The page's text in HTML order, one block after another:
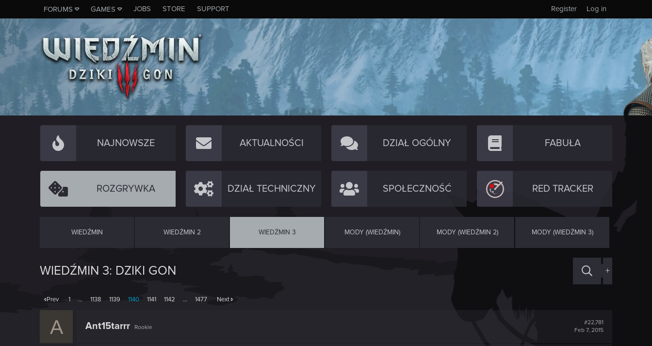
FORUMS GAMES JOBS STORE SUPPORT Log in
Register
NAJNOWSZE AKTUALNOŚCI DZIAŁ OGÓLNY FABUŁA
ROZGRYWKA DZIAŁ TECHNICZNY SPOŁECZNOŚĆ RED TRACKER
WIEDŹMIN WIEDŹMIN 2 WIEDŹMIN 3 MODY (WIEDŹMIN) MODY (WIEDŹMIN 2) MODY (WIEDŹMIN 3)
WIEDŹMIN 3: DZIKI GON +
Prev 1 … 1138 1139 1140 1141 1142 … 1477 Next
A Ant15tarrr Rookie
#22,781
Feb 7, 2015